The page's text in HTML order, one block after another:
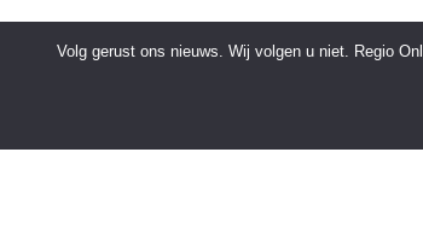
Volg gerust ons nieuws. Wij volgen u niet. Regio